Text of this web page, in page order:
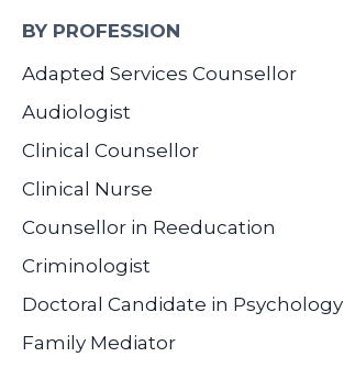
BY PROFESSION
Adapted Services Counsellor
Audiologist
Clinical Counsellor
Clinical Nurse
Counsellor in Reeducation
Criminologist
Doctoral Candidate in Psychology
Family Mediator